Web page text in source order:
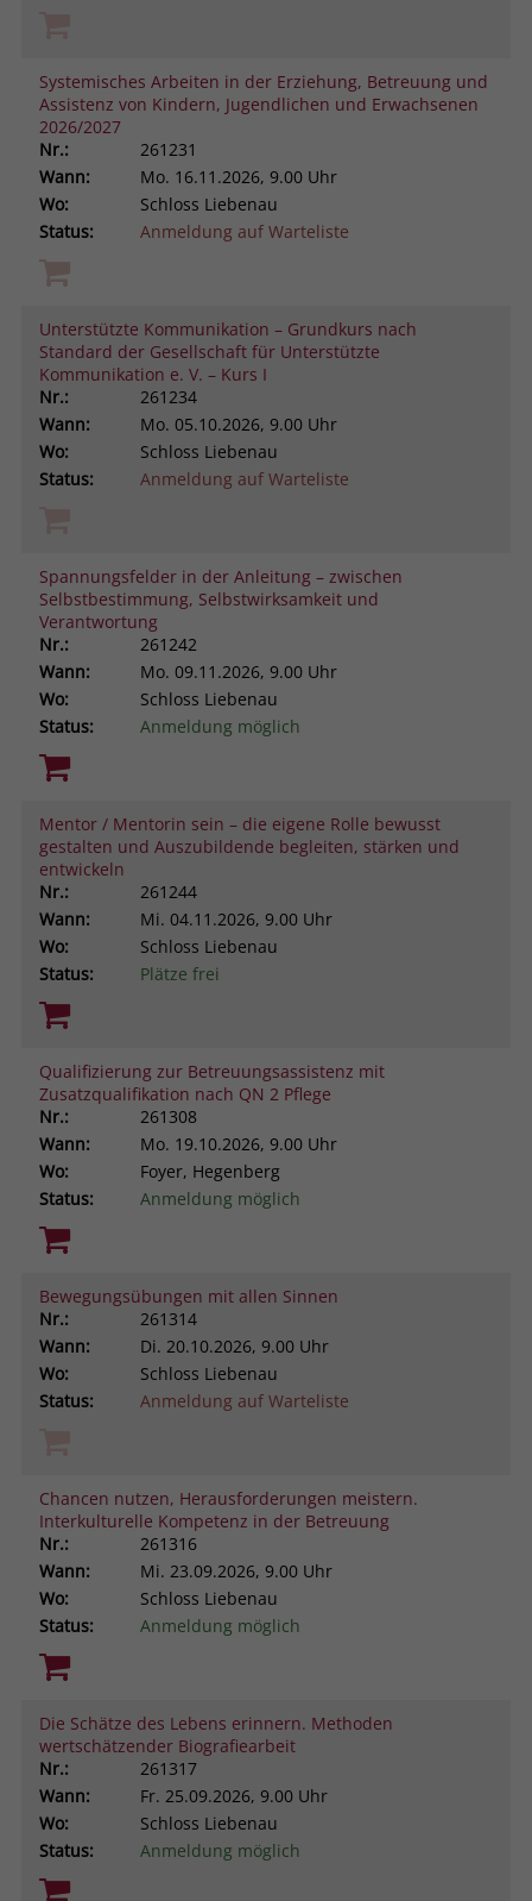
Systemisches Arbeiten in der Erziehung, Betreuung und
Assistenz von Kindern, Jugendlichen und Erwachsenen
2026/2027
Nr.:
261231
Wann:
Mo. 16.11.2026, 9.00 Uhr
Wo:
Schloss Liebenau
Status:
Anmeldung auf Warteliste
Unterstützte Kommunikation – Grundkurs nach
Standard der Gesellschaft für Unterstützte
Kommunikation e. V. – Kurs I
Nr.:
261234
Wann:
Mo. 05.10.2026, 9.00 Uhr
Wo:
Schloss Liebenau
Status:
Anmeldung auf Warteliste
Spannungsfelder in der Anleitung – zwischen
Selbstbestimmung, Selbstwirksamkeit und
Verantwortung
Nr.:
261242
Wann:
Mo. 09.11.2026, 9.00 Uhr
Wo:
Schloss Liebenau
Status:
Anmeldung möglich
Mentor / Mentorin sein – die eigene Rolle bewusst
gestalten und Auszubildende begleiten, stärken und
entwickeln
Nr.:
261244
Wann:
Mi. 04.11.2026, 9.00 Uhr
Wo:
Schloss Liebenau
Status:
Plätze frei
Qualifizierung zur Betreuungsassistenz mit
Zusatzqualifikation nach QN 2 Pflege
Nr.:
261308
Wann:
Mo. 19.10.2026, 9.00 Uhr
Wo:
Foyer, Hegenberg
Status:
Anmeldung möglich
Bewegungsübungen mit allen Sinnen
Nr.:
261314
Wann:
Di. 20.10.2026, 9.00 Uhr
Wo:
Schloss Liebenau
Status:
Anmeldung auf Warteliste
Chancen nutzen, Herausforderungen meistern.
Interkulturelle Kompetenz in der Betreuung
Nr.:
261316
Wann:
Mi. 23.09.2026, 9.00 Uhr
Wo:
Schloss Liebenau
Status:
Anmeldung möglich
Die Schätze des Lebens erinnern. Methoden
wertschätzender Biografiearbeit
Nr.:
261317
Wann:
Fr. 25.09.2026, 9.00 Uhr
Wo:
Schloss Liebenau
Status:
Anmeldung möglich